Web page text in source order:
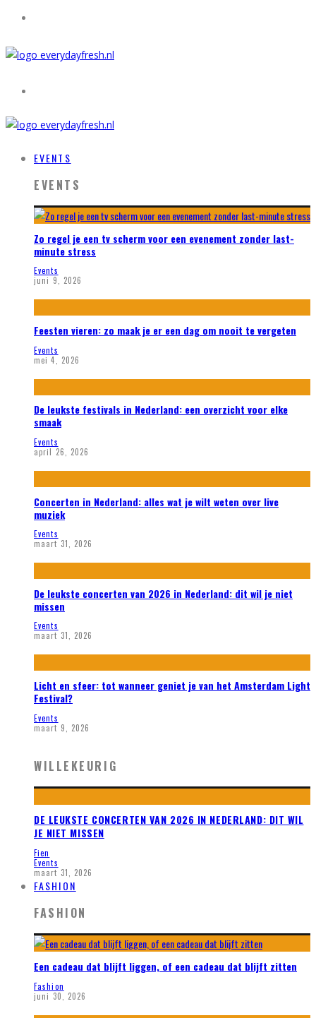
EVENTS
EVENTS
Zo regel je een tv scherm voor een evenement zonder last-
minute stress
Events
juni 9, 2026
Feesten vieren: zo maak je er een dag om nooit te vergeten
Events
mei 4, 2026
De leukste festivals in Nederland: een overzicht voor elke
smaak
Events
april 26, 2026
Concerten in Nederland: alles wat je wilt weten over live
muziek
Events
maart 31, 2026
De leukste concerten van 2026 in Nederland: dit wil je niet
missen
Events
maart 31, 2026
Licht en sfeer: tot wanneer geniet je van het Amsterdam Light
Festival?
Events
maart 9, 2026
WILLEKEURIG
DE LEUKSTE CONCERTEN VAN 2026 IN NEDERLAND: DIT WIL
JE NIET MISSEN
Fien
Events
maart 31, 2026
FASHION
FASHION
Een cadeau dat blijft liggen, of een cadeau dat blijft zitten
Fashion
juni 30, 2026